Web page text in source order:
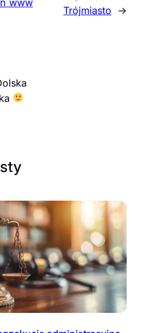
www
Trójmiasto
→